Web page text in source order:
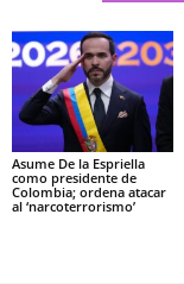
Asume De la Espriella
como presidente de
Colombia; ordena atacar
al ‘narcoterrorismo’